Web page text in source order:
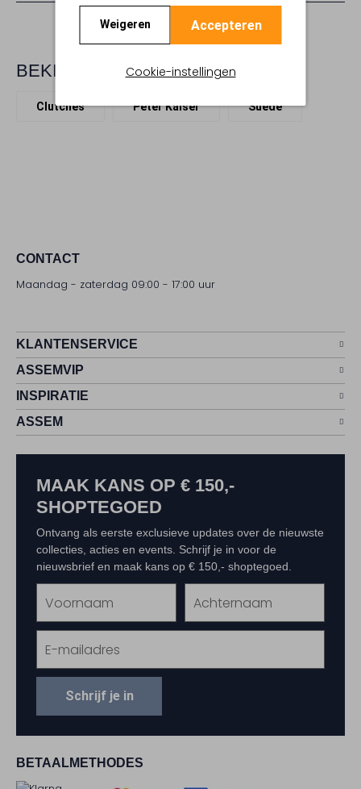
Weigeren Accepteren
Cookie-instellingen
BEKIJK MEER
Clutches Peter Kaiser Suède
CONTACT
Maandag - zaterdag 09:00 - 17:00 uur
KLANTENSERVICE
ASSEMVIP
INSPIRATIE
ASSEM
BETAALMETHODES
MAAK KANS OP € 150,-
SHOPTEGOED
Ontvang als eerste exclusieve updates over de nieuwste
collecties, acties en events. Schrijf je in voor de
nieuwsbrief en maak kans op € 150,- shoptegoed.
Schrijf je in